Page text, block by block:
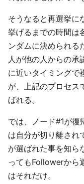
そうなると再選挙に
挙げるまでの時間は
ンダムに決められる
人が他の人からの承
に近いタイミングで
が、上記のプロセス
ばれる。
では、ノード#1が復
は自分が切り離され
が選ばれた事を知ら
ってもFollowerから
はそれだけ。